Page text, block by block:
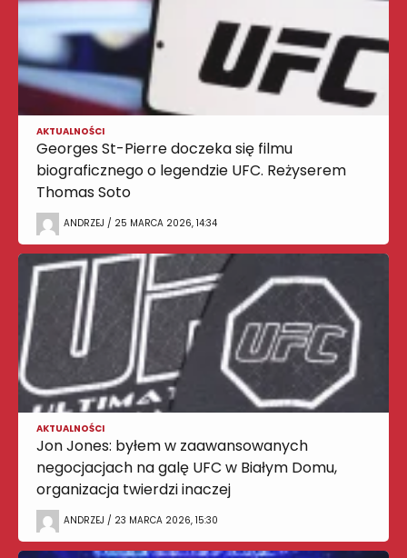
AKTUALNOŚCI
Georges St-Pierre doczeka się filmu
biograficznego o legendzie UFC. Reżyserem
Thomas Soto
ANDRZEJ / 25 MARCA 2026, 14:34
AKTUALNOŚCI
Jon Jones: byłem w zaawansowanych
negocjacjach na galę UFC w Białym Domu,
organizacja twierdzi inaczej
ANDRZEJ / 23 MARCA 2026, 15:30